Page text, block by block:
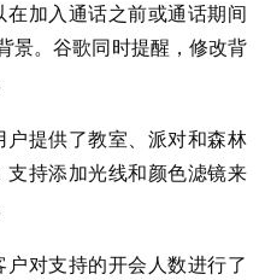
加入通话之前或通话期间
景。谷歌同时提醒，修改背
提供了教室、派对和森林
持添加光线和颜色滤镜来
对支持的开会人数进行了